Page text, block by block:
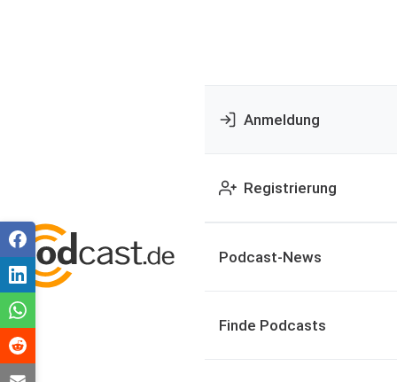
Anmeldung
Registrierung
Podcast-News
Finde Podcasts